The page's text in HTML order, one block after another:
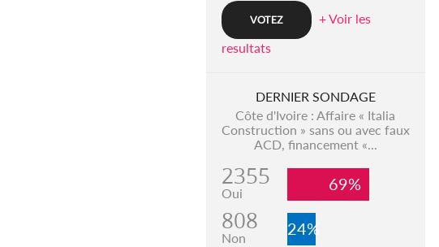
+ Voir les
resultats
DERNIER SONDAGE
Côte d'Ivoire : Affaire « Italia
Construction » sans ou avec faux
ACD, financement «...
2355
Oui 69%
808
Non 24%